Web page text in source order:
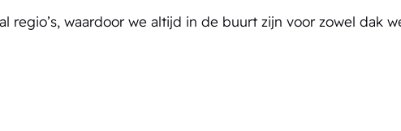
regio’s, waardoor we altijd in de buurt zijn voor zowel dak